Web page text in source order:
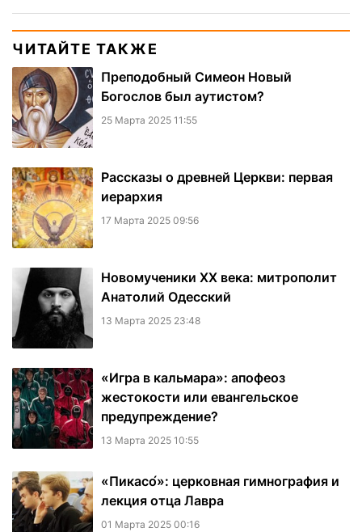
ЧИТАЙТЕ ТАКЖЕ
Преподобный Симеон Новый
Богослов был аутистом?
25 Марта 2025 11:55
Рассказы о древней Церкви: первая
иерархия
17 Марта 2025 09:56
Новомученики XX века: митрополит
Анатолий Одесский
13 Марта 2025 23:48
«Игра в кальмара»: апофеоз
жестокости или евангельское
предупреждение?
13 Марта 2025 10:55
«Пикасо́»: церковная гимнография и
лекция отца Лавра
01 Марта 2025 00:16